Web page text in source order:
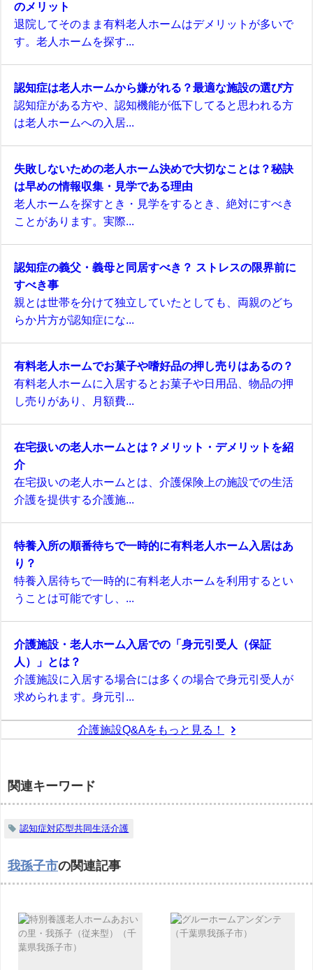
のメリット
退院してそのまま有料老人ホームはデメリットが多いで
す。老人ホームを探す...
認知症は老人ホームから嫌がれる？最適な施設の選び方
認知症がある方や、認知機能が低下してると思われる方
は老人ホームへの入居...
失敗しないための老人ホーム決めで大切なことは？秘訣
は早めの情報収集・見学である理由
老人ホームを探すとき・見学をするとき、絶対にすべき
ことがあります。実際...
認知症の義父・義母と同居すべき？ ストレスの限界前に
すべき事
親とは世帯を分けて独立していたとしても、両親のどち
らか片方が認知症にな...
有料老人ホームでお菓子や嗜好品の押し売りはあるの？
有料老人ホームに入居するとお菓子や日用品、物品の押
し売りがあり、月額費...
在宅扱いの老人ホームとは？メリット・デメリットを紹
介
在宅扱いの老人ホームとは、介護保険上の施設での生活
介護を提供する介護施...
特養入所の順番待ちで一時的に有料老人ホーム入居はあ
り？
特養入居待ちで一時的に有料老人ホームを利用するとい
うことは可能ですし、...
介護施設・老人ホーム入居での「身元引受人（保証
人）」とは？
介護施設に入居する場合には多くの場合で身元引受人が
求められます。身元引...
介護施設Q&Aをもっと見る！
関連キーワード
認知症対応型共同生活介護
我孫子市の関連記事